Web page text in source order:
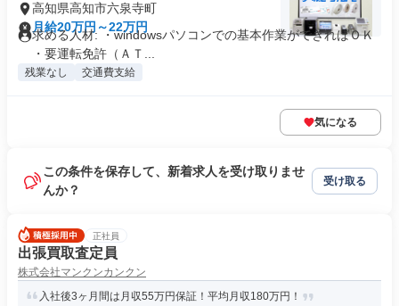
高知県高知市六泉寺町
月給20万円～22万円
求める人材: ・windowsパソコンでの基本作業ができればＯＫ
・要運転免許（ＡＴ...
残業なし 交通費支給
気になる
この条件を保存して、新着求人を受け取りませ
んか？
受け取る
正社員
出張買取査定員
株式会社マンクンカンクン
入社後3ヶ月間は月収55万円保証！平均月収180万円！